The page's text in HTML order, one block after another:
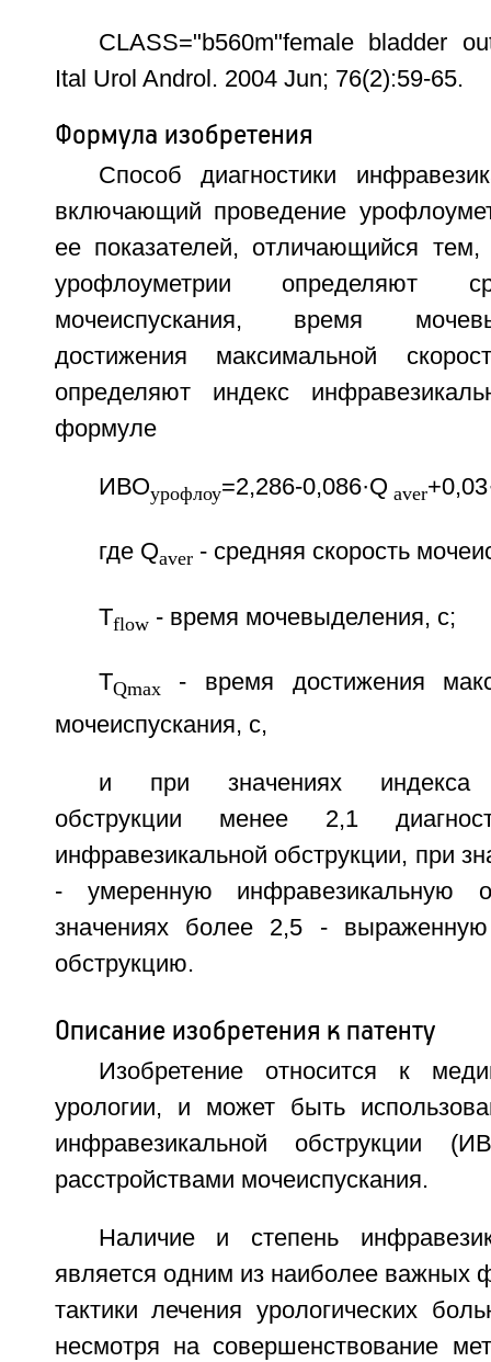
CLASS="b560m"female bladder
Ital Urol Androl. 2004 Jun; 76(2):59-65.
Формула изобретения
Способ диагностики
включающий проведение
ее показателей, отличающийся тем,
урофлоуметрии определяют
мочеиспускания, время
достижения максимальной
определяют индекс
формуле
ИВОурофлоу=2,286-0,086·Q aver
где Qaver- средняя скорость
Tflow- время мочевыделения, с;
TQmax- время достижения
мочеиспускания, с,
и при значениях индекса
обструкции менее 2,1
инфравезикальной обструкции, при
- умеренную инфравезикальную
значениях более 2,5 - выраженную
обструкцию.
Описание изобретения к патенту
Изобретение относится к
урологии, и может быть
инфравезикальной обструкции
расстройствами мочеиспускания.
Наличие и степень
является одним из наиболее важных
тактики лечения урологических
несмотря на совершенствование